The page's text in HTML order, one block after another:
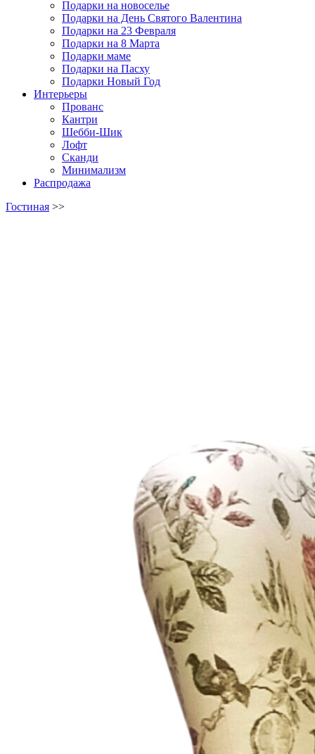
Подарки на новоселье
Подарки на День Святого Валентина
Подарки на 23 Февраля
Подарки на 8 Марта
Подарки маме
Подарки на Пасху
Подарки Новый Год
Интерьеры
Прованс
Кантри
Шебби-Шик
Лофт
Сканди
Минимализм
Распродажа
Гостиная >>